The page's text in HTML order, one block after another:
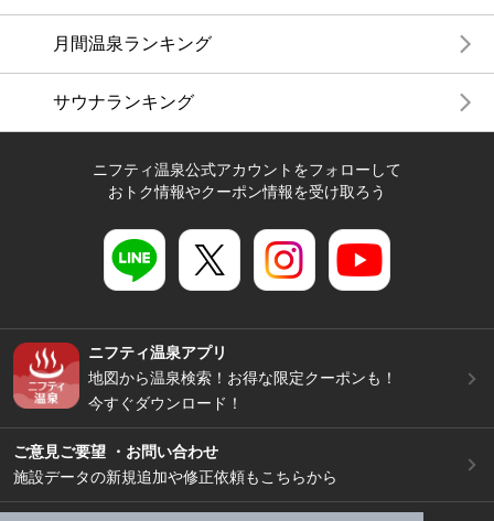
月間温泉ランキング
サウナランキング
ニフティ温泉公式アカウントをフォローして
おトク情報やクーポン情報を受け取ろう
ニフティ温泉アプリ
地図から温泉検索！お得な限定クーポンも！
今すぐダウンロード！
ご意見ご要望 ・お問い合わせ
施設データの新規追加や修正依頼もこちらから